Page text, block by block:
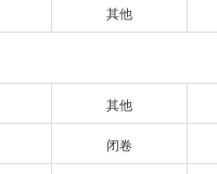
其他
其他
闭卷